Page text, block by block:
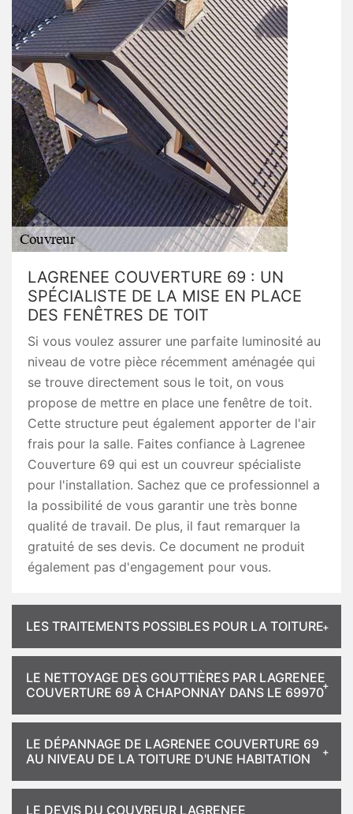
LAGRENEE COUVERTURE 69 : UN
SPÉCIALISTE DE LA MISE EN PLACE
DES FENÊTRES DE TOIT
Si vous voulez assurer une parfaite luminosité au
niveau de votre pièce récemment aménagée qui
se trouve directement sous le toit, on vous
propose de mettre en place une fenêtre de toit.
Cette structure peut également apporter de l'air
frais pour la salle. Faites confiance à Lagrenee
Couverture 69 qui est un couvreur spécialiste
pour l'installation. Sachez que ce professionnel a
la possibilité de vous garantir une très bonne
qualité de travail. De plus, il faut remarquer la
gratuité de ses devis. Ce document ne produit
également pas d'engagement pour vous.
LES TRAITEMENTS POSSIBLES POUR LA TOITURE
LE NETTOYAGE DES GOUTTIÈRES PAR LAGRENEE
COUVERTURE 69 À CHAPONNAY DANS LE 69970
LE DÉPANNAGE DE LAGRENEE COUVERTURE 69
AU NIVEAU DE LA TOITURE D'UNE HABITATION
LE DEVIS DU COUVREUR LAGRENEE